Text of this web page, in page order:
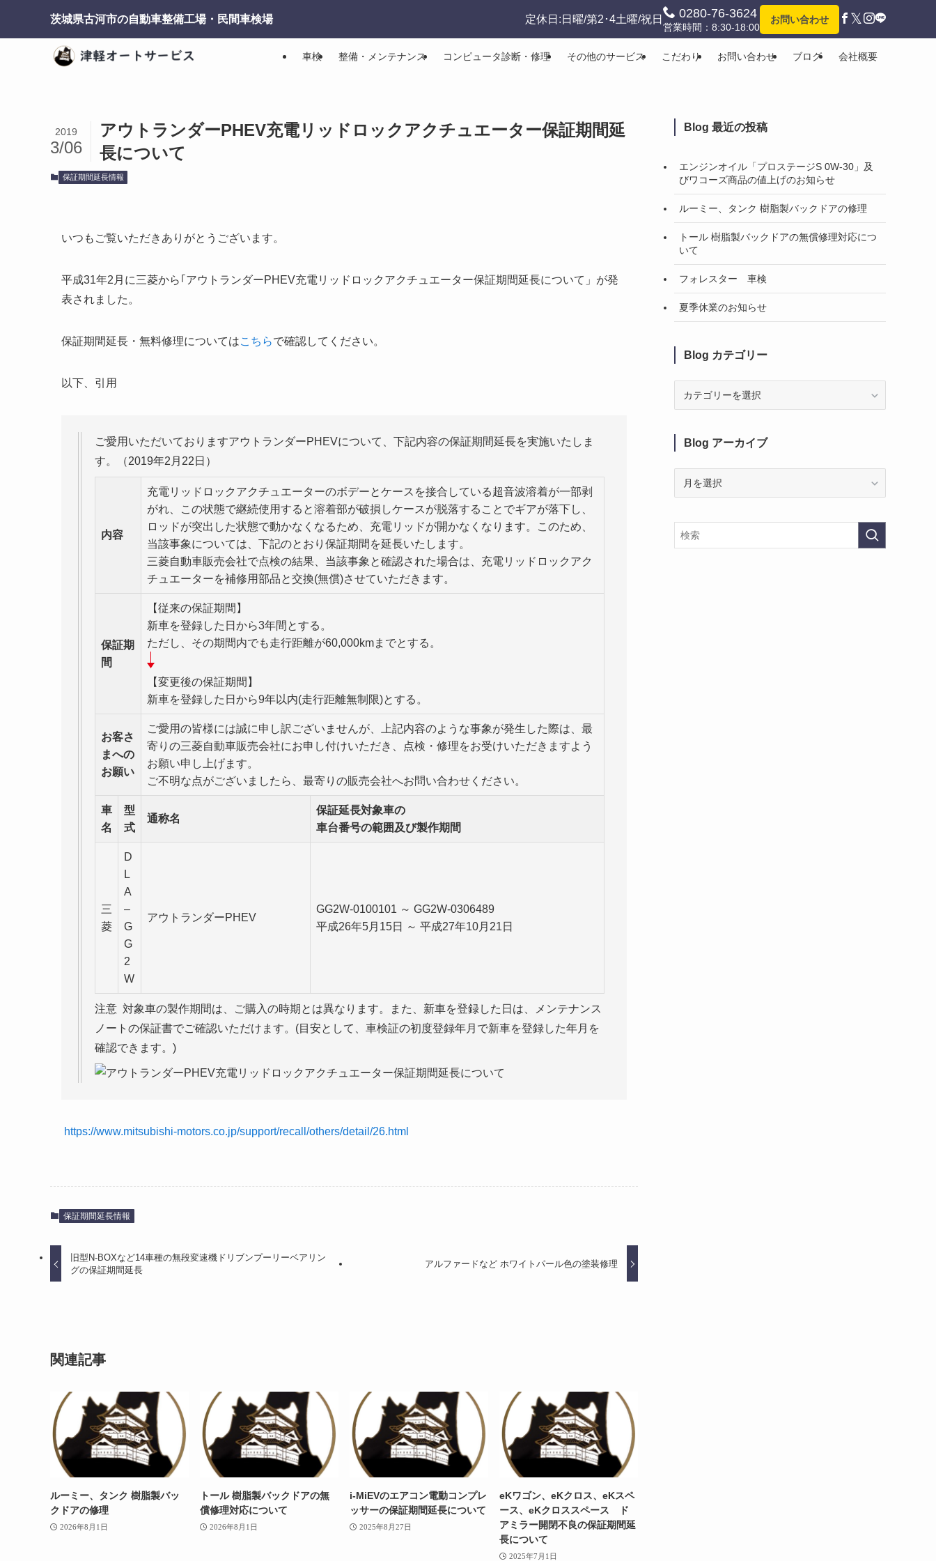
茨城県古河市の自動車整備工場・民間車検場 定休日:日曜/第2･4土曜/祝日 0280-76-3624
営業時間：8:30-18:00
お問い合わせ 𝕏
車検 整備・メンテナンス コンピュータ診断・修理 その他のサービス こだわり お問い合わせ ブログ 会社概要
アウトランダーPHEV充電リッドロックアクチュエーター保証期間延
長について
2019
3/06
保証期間延長情報
いつもご覧いただきありがとうございます。
平成31年2月に三菱から｢アウトランダーPHEV充電リッドロックアクチュエーター保証期間延長について」が発
表されました。
保証期間延長・無料修理についてはこちらで確認してください。
以下、引用
ご愛用いただいておりますアウトランダーPHEVについて、下記内容の保証期間延長を実施いたしま
す。（2019年2月22日）
内容
充電リッドロックアクチュエーターのボデーとケースを接合している超音波溶着が一部剥
がれ、この状態で継続使用すると溶着部が破損しケースが脱落することでギアが落下し、
ロッドが突出した状態で動かなくなるため、充電リッドが開かなくなります。このため、
当該事象については、下記のとおり保証期間を延長いたします。
三菱自動車販売会社で点検の結果、当該事象と確認された場合は、充電リッドロックアク
チュエーターを補修用部品と交換(無償)させていただきます。
保証期
間
【従来の保証期間】
新車を登録した日から3年間とする。
ただし、その期間内でも走行距離が60,000kmまでとする。
【変更後の保証期間】
新車を登録した日から9年以内(走行距離無制限)とする。
お客さ
まへの
お願い
ご愛用の皆様には誠に申し訳ございませんが、上記内容のような事象が発生した際は、最
寄りの三菱自動車販売会社にお申し付けいただき、点検・修理をお受けいただきますよう
お願い申し上げます。
ご不明な点がございましたら、最寄りの販売会社へお問い合わせください。
車
名
型
式
通称名
保証延長対象車の
車台番号の範囲及び製作期間
三
菱
D
L
A
–
G
G
2
W
アウトランダーPHEV
GG2W-0100101 ～ GG2W-0306489
平成26年5月15日 ～ 平成27年10月21日
注意 対象車の製作期間は、ご購入の時期とは異なります。また、新車を登録した日は、メンテナンス
ノートの保証書でご確認いただけます。(目安として、車検証の初度登録年月で新車を登録した年月を
確認できます。)
https://www.mitsubishi-motors.co.jp/support/recall/others/detail/26.html
保証期間延長情報
旧型N-BOXなど14車種の無段変速機ドリブンプーリーベアリン
グの保証期間延長
アルファードなど ホワイトパール色の塗装修理
関連記事
ルーミー、タンク 樹脂製バッ
クドアの修理
2026年8月1日
トール 樹脂製バックドアの無
償修理対応について
2026年8月1日
i-MiEVのエアコン電動コンプレ
ッサーの保証期間延長について
2025年8月27日
eKワゴン、eKクロス、eKスペ
ース、eKクロススペース ド
アミラー開閉不良の保証期間延
長について
2025年7月1日
Blog 最近の投稿
エンジンオイル「プロステージS 0W-30」及
びワコーズ商品の値上げのお知らせ
ルーミー、タンク 樹脂製バックドアの修理
トール 樹脂製バックドアの無償修理対応につ
いて
フォレスター 車検
夏季休業のお知らせ
Blog カテゴリー
ゴ
Blog アーカイブ
カ
イ
ブ